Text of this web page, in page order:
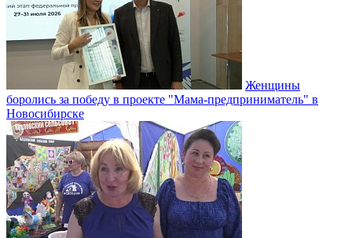
Женщины
боролись за победу в проекте "Мама-предприниматель" в
Новосибирске